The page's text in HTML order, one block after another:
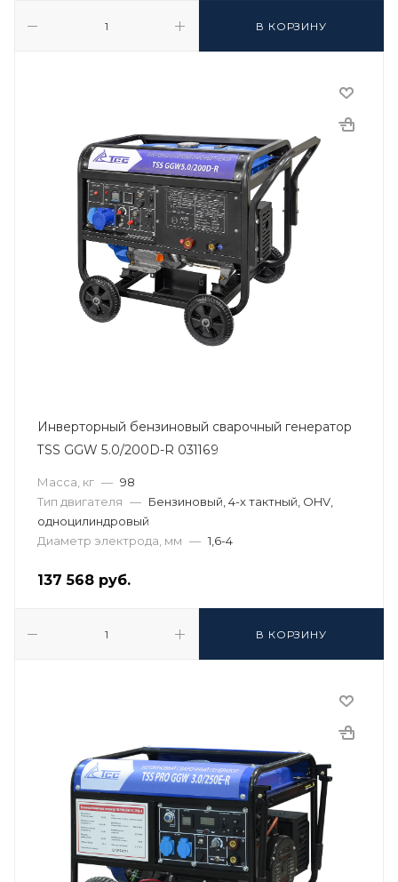
В КОРЗИНУ
Инверторный бензиновый сварочный генератор
TSS GGW 5.0/200D-R 031169
Масса, кг — 98
Тип двигателя — Бензиновый, 4-х тактный, OHV,
одноцилиндровый
Диаметр электрода, мм — 1,6-4
137 568 руб.
В КОРЗИНУ